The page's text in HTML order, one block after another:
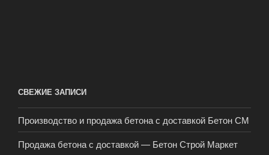
СВЕЖИЕ ЗАПИСИ
Производство и продажа бетона с доставкой Бетон СМ
Продажа бетона с доставкой — Бетон Строй Маркет